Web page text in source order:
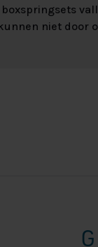
niet door